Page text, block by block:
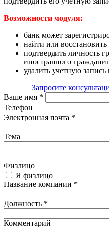
Возможности модуля:
банк может
найти или восстановить
подтвердить личность
иностранного
удалить учетную
Запросите
Ваше имя *
Телефон
Электронная почта *
Тема
Физлицо
Я физлицо
Название компании *
Должность *
Комментарий